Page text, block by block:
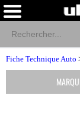
Fiche Technique Auto